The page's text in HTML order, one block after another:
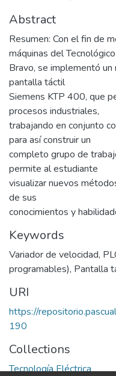
Abstract
Resumen: Con el fin de
máquinas del
Bravo, se implementó
pantalla táctil
Siemens KTP 400, que
procesos industriales,
trabajando en conjunto
para así construir un
completo grupo de
permite al estudiante
visualizar nuevos
de sus
conocimientos y
Keywords
Variador de velocidad,
programables), Pantalla
URI
https://
190
Collections
Tecnología Eléctrica